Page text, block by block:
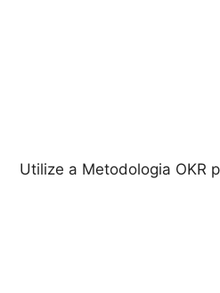
Utilize a Metodologia OKR